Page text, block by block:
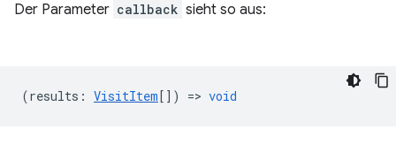
Der Parameter callback sieht so aus:
(results : VisitItem[]) => void